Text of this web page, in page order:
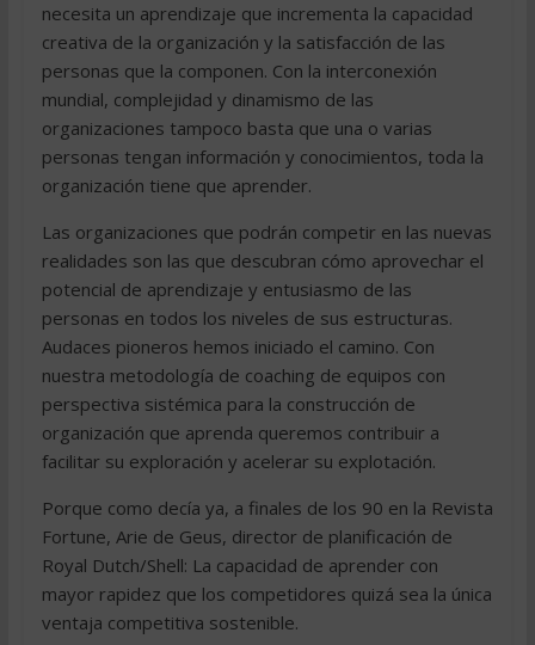
necesita un aprendizaje que incrementa la capacidad
creativa de la organización y la satisfacción de las
personas que la componen. Con la interconexión
mundial, complejidad y dinamismo de las
organizaciones tampoco basta que una o varias
personas tengan información y conocimientos, toda la
organización tiene que aprender.
Las organizaciones que podrán competir en las nuevas
realidades son las que descubran cómo aprovechar el
potencial de aprendizaje y entusiasmo de las
personas en todos los niveles de sus estructuras.
Audaces pioneros hemos iniciado el camino. Con
nuestra metodología de coaching de equipos con
perspectiva sistémica para la construcción de
organización que aprenda queremos contribuir a
facilitar su exploración y acelerar su explotación.
Porque como decía ya, a finales de los 90 en la Revista
Fortune, Arie de Geus, director de planificación de
Royal Dutch/Shell: La capacidad de aprender con
mayor rapidez que los competidores quizá sea la única
ventaja competitiva sostenible.